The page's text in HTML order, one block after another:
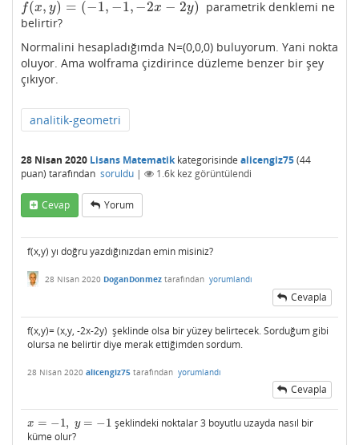
f(x, y) = (−1, −1,−2x − 2y)
f(x,y)=(− 1,− 1,−2x− 2y)
parametrik denklemi ne
belirtir?
Normalini hesapladığımda N=(0,0,0) buluyorum. Yani nokta
oluyor. Ama wolframa çizdirince düzleme benzer bir şey
çıkıyor.
analitik-geometri
28 Nisan 2020 Lisans Matematikkategorisinde alicengiz75(44
puan) tarafından soruldu | 1.6k kez görüntülendi
Cevap Yorum
f(x,y) yı doğru yazdığınızdan emin misiniz?
28 Nisan 2020 DoganDonmez tarafından yorumlandı
Cevapla
f(x,y)= (x,y, -2x-2y) şeklinde olsa bir yüzey belirtecek. Sorduğum gibi
olursa ne belirtir diye merak ettiğimden sordum.
28 Nisan 2020 alicengiz75 tarafından yorumlandı
Cevapla
x = −1, y = −1
x= −1 y=− 1
şeklindeki noktalar 3 boyutlu uzayda nasıl bir
küme olur?